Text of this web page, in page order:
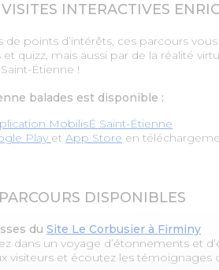
INTERACTIVES
de points d’intérêts, ces parcours
et quizz, mais aussi par de la réalité
Étienne !
balades est disponible :
MobilisÉ Saint-Étienne
Play et App Store en
DISPONIBLES
du Site Le Corbusier à Firminy
dans un voyage d’étonnements et
visiteurs et écoutez les témoignages